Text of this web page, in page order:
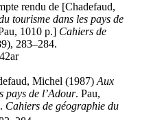
rendu de [Chadefaud,
tourisme dans les pays de
1010 p.] Cahiers de
283–284.
Michel (1987) Aux
pays de l’Adour. Pau,
Cahiers de géographie du